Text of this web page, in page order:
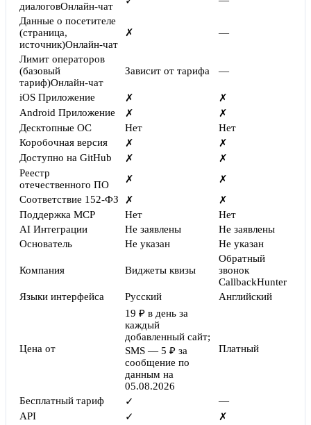
диалоговОнлайн-чат
Данные о посетителе
(страница,
источник)Онлайн-чат
✗ —
Лимит операторов
(базовый
тариф)Онлайн-чат
Зависит от тарифа —
iOS Приложение ✗
✗
Android Приложение
✗
✗
Десктопные ОС
Нет
Нет
Коробочная версия
✗
✗
Доступно на GitHub
✗
✗
Реестр
отечественного ПО
✗
✗
Соответствие 152-ФЗ
✗
✗
Поддержка MCP
Нет
Нет
AI Интеграции
Не заявлены
Не заявлены
Основатель
Не указан Не указан
Компания Виджеты квизы
Обратный
звонок
CallbackHunter
Языки интерфейса
Русский Английский
Цена от
19 ₽ в день за
каждый
добавленный сайт;
SMS — 5 ₽ за
сообщение по
данным на
05.08.2026
Платный
Бесплатный тариф ✓
—
API
✓ ✗